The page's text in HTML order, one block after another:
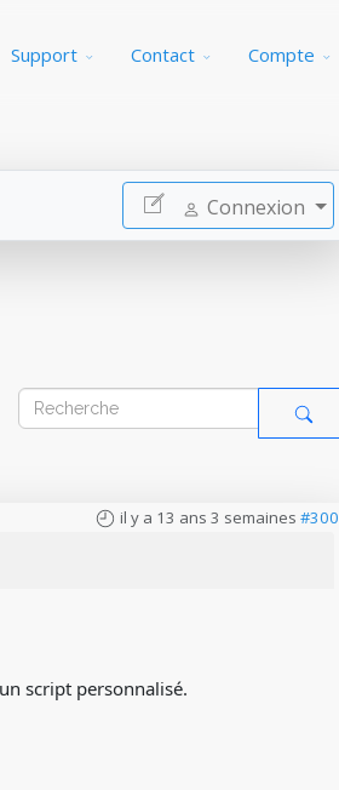
Support Contact Compte
Connexion
il y a 13 ans 3 semaines #300
script personnalisé.